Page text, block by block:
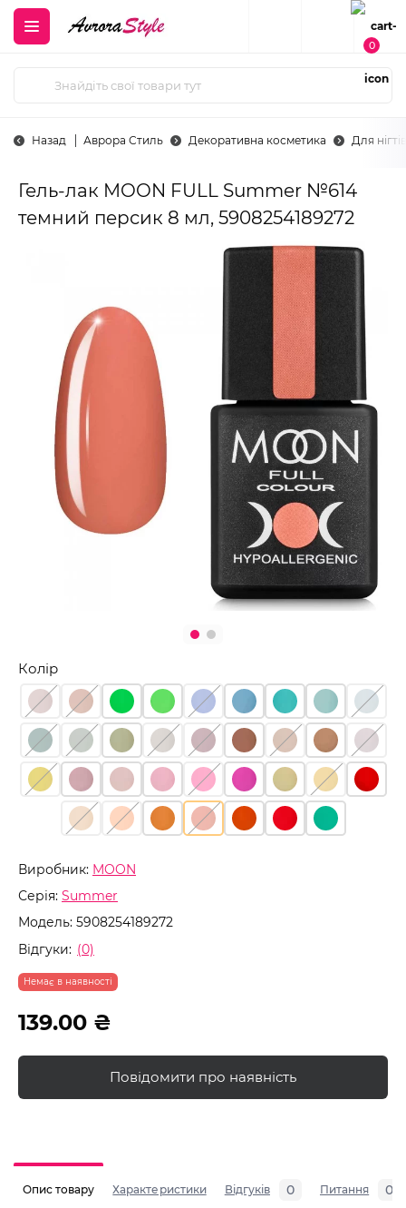
0
Назад Аврора Стиль Декоративна косметика Для нігтів
Гель-лак MOON FULL Summer №614
темний персик 8 мл, 5908254189272
Виробник: MOON
Серія: Summer
Модель: 5908254189272
Відгуки: (0)
Немає в наявності
Колір
139.00 ₴
Повідомити про наявність
Опис товару Характеристики Відгуків 0 Питання 0